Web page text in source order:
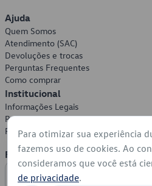
Ajuda
Quem Somos
Atendimento (SAC)
Devoluções e trocas
Perguntas Frequentes
Como comprar
Institucional
Informações Legais
Política de Privacidade
Política de Cookies
Formas de Pagamento
Para otimizar sua experiência
fazemos uso de cookies. Ao
consideramos que você está
de privacidade.